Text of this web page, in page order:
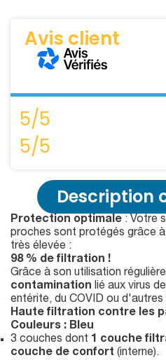
Avis client
5/5
5/5
Description
Protection optimale : Votre
proches sont protégés grâce
très élevée :
98 % de filtration !
Grâce à son utilisation
contamination lié aux virus
entérite, du COVID ou
Haute filtration contre les
Couleurs : Bleu
3 couches dont 1 couche
couche de confort (interne).